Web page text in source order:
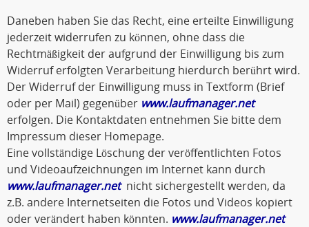
Daneben haben Sie das Recht, eine erteilte Einwilligung
jederzeit widerrufen zu können, ohne dass die
Rechtmäßigkeit der aufgrund der Einwilligung bis zum
Widerruf erfolgten Verarbeitung hierdurch berührt wird.
Der Widerruf der Einwilligung muss in Textform (Brief
oder per Mail) gegenüber www.laufmanager.net
erfolgen. Die Kontaktdaten entnehmen Sie bitte dem
Impressum dieser Homepage.
Eine vollständige Löschung der veröffentlichten Fotos
und Videoaufzeichnungen im Internet kann durch
www.laufmanager.netnicht sichergestellt werden, da
z.B. andere Internetseiten die Fotos und Videos kopiert
oder verändert haben könnten. www.laufmanager.net